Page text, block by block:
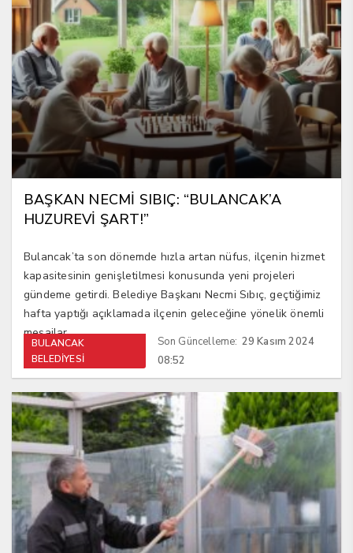
BAŞKAN NECMİ SIBIÇ: “BULANCAK’A
HUZUREVİ ŞART!”
Bulancak’ta son dönemde hızla artan nüfus, ilçenin hizmet
kapasitesinin genişletilmesi konusunda yeni projeleri
gündeme getirdi. Belediye Başkanı Necmi Sıbıç, geçtiğimiz
hafta yaptığı açıklamada ilçenin geleceğine yönelik önemli
mesajlar...
BULANCAK
BELEDİYESİ
Son Güncelleme: 29 Kasım 2024
08:52